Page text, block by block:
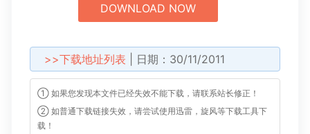
DOWNLOAD NOW
>>下载地址列表 | 日期：30/11/2011
① 如果您发现本文件已经失效不能下载，请联系站长修正！
② 如普通下载链接失效，请尝试使用迅雷，旋风等下载工具下
载！